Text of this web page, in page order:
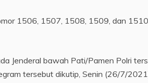
1506, 1507, 1508, 1509, dan
Jenderal bawah Pati/Pamen Polri
tersebut dikutip, Senin (26/7/